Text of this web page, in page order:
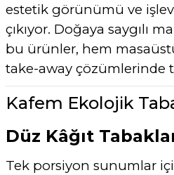
estetik görünümü ve
çıkıyor. Doğaya saygılı
bu ürünler, hem
take-away çözümlerinde
Kafem Ekolojik
Düz Kâğıt
Tek porsiyon sunumlar